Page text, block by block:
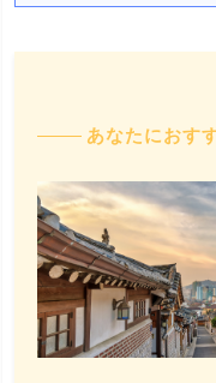
あなたにおす